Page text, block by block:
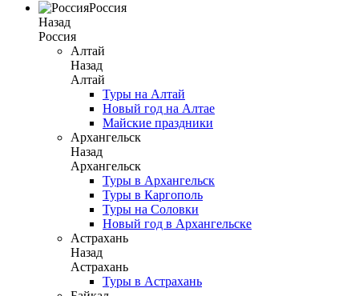
Россия
Назад
Россия
Алтай
Назад
Алтай
Туры на Алтай
Новый год на Алтае
Майские праздники
Архангельск
Назад
Архангельск
Туры в Архангельск
Туры в Каргополь
Туры на Соловки
Новый год в Архангельске
Астрахань
Назад
Астрахань
Туры в Астрахань